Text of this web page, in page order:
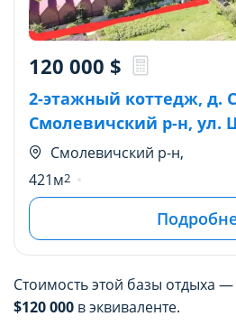
2-этажный коттедж, д.
Смолевичский р-н, ул.
Смолевичский р-н,
120 000 $
421м2
Стоимость этой базы отдыха —
$120 000 в эквиваленте.